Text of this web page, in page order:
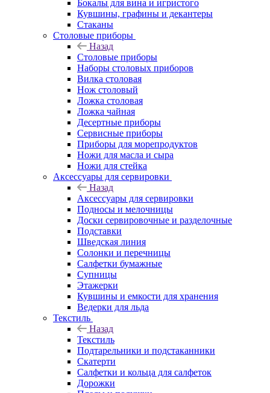
Бокалы для вина и игристого
Кувшины, графины и декантеры
Стаканы
Столовые приборы
Назад
Столовые приборы
Наборы столовых приборов
Вилка столовая
Нож столовый
Ложка столовая
Ложка чайная
Десертные приборы
Сервисные приборы
Приборы для морепродуктов
Ножи для масла и сыра
Ножи для стейка
Аксессуары для сервировки
Назад
Аксессуары для сервировки
Подносы и мелочницы
Доски сервировочные и разделочные
Подставки
Шведская линия
Солонки и перечницы
Салфетки бумажные
Супницы
Этажерки
Кувшины и емкости для хранения
Ведерки для льда
Текстиль
Назад
Текстиль
Подтарельники и подстаканники
Скатерти
Салфетки и кольца для салфеток
Дорожки